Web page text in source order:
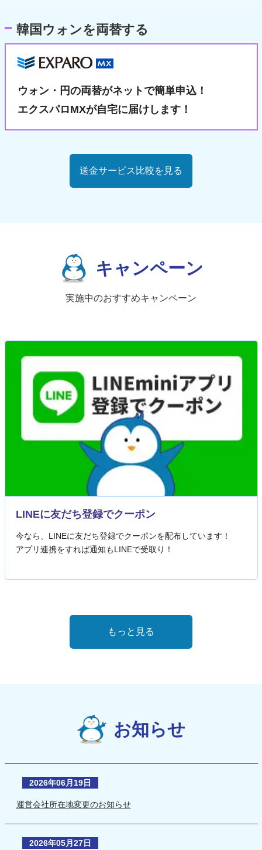
韓国ウォンを両替する
ウォン・円の両替がネットで簡単申込！
エクスパロMXが自宅に届けします！
送金サービス比較を見る
キャンペーン
実施中のおすすめキャンペーン
LINEに友だち登録でクーポン
今なら、LINEに友だち登録でクーポンを配布しています！
アプリ連携をすれば通知もLINEで受取り！
もっと見る
お知らせ
2026年06月19日
運営会社所在地変更のお知らせ
2026年05月27日